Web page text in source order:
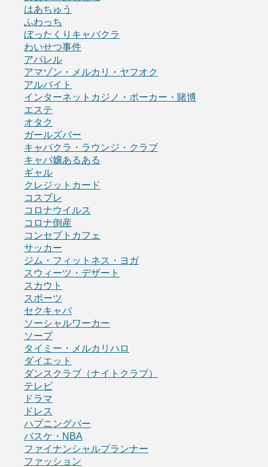
はあちゅう
ふわっち
ぼったくりキャバクラ
わいせつ事件
アパレル
アマゾン・メルカリ・ヤフオク
アルバイト
インターネットカジノ・ポーカー・賭博
エステ
オタク
ガールズバー
キャバクラ・ラウンジ・クラブ
キャバ嬢あるある
ギャル
クレジットカード
コスプレ
コロナウイルス
コロナ倒産
コンセプトカフェ
サッカー
ジム・フィットネス・ヨガ
スウィーツ・デザート
スカウト
スポーツ
セクキャバ
ソーシャルワーカー
ソープ
タイミー・メルカリハロ
ダイエット
ダンスクラブ（ナイトクラブ）
テレビ
ドラマ
ドレス
ハプニングバー
バスケ・NBA
ファイナンシャルプランナー
ファッション